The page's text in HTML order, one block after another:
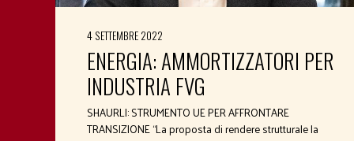
4 SETTEMBRE 2022
ENERGIA: AMMORTIZZATORI PER
INDUSTRIA FVG
SHAURLI: STRUMENTO UE PER AFFRONTARE
TRANSIZIONE “La proposta di rendere strutturale la